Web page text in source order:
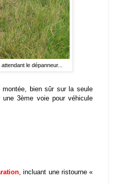
le dépanneur...
montée, bien sûr sur la seule
une 3ème voie pour véhicule
, incluant une ristourne «